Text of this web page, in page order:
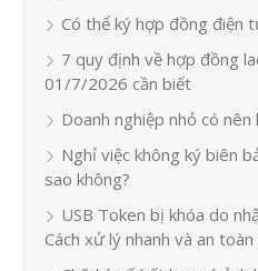
Có thể ký hợp đồng điện
7 quy định về hợp đồng
01/7/2026 cần biết
Doanh nghiệp nhỏ có nên
Nghỉ việc không ký biên
sao không?
USB Token bị khóa do
Cách xử lý nhanh và an toàn